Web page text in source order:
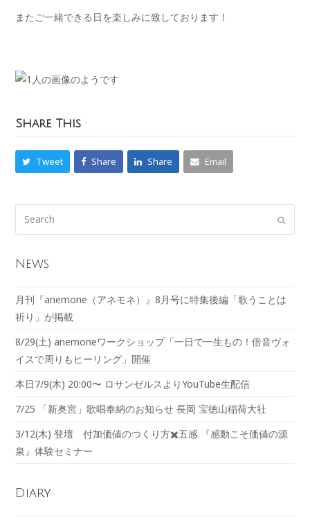
またご一緒できる日を楽しみに致しております！
Share This
Tweet Share Share Email
News
月刊『anemone（アネモネ）』8月号に特集後編「歌うことは
祈り」が掲載
8/29(土) anemoneワークショップ「一日で一生もの！倍音ヴォ
イスで周りもヒーリング」開催
本日7/9(木) 20:00〜 ロサンゼルスよりYouTube生配信
7/25 「新奥宮」歌唱奉納のお知らせ 長岡 宝徳山稲荷大社
3/12(木) 登壇 付加価値のつくり方✖️五感 『感動こそ価値の源
泉』体験セミナー
Diary